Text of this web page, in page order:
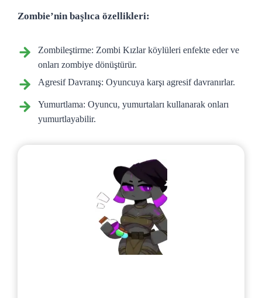
Zombie’nin başlıca özellikleri:
Zombileştirme: Zombi Kızlar köylüleri enfekte eder ve
onları zombiye dönüştürür.
Agresif Davranış: Oyuncuya karşı agresif davranırlar.
Yumurtlama: Oyuncu, yumurtaları kullanarak onları
yumurtlayabilir.